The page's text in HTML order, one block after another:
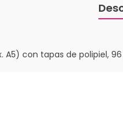
A5) con tapas de polipiel,